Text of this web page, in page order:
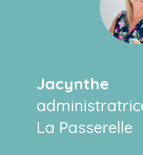
Jacynthe
La Passerelle